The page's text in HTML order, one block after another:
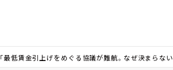
「最低賃金引上げをめぐる協議が難航。なぜ決まらな